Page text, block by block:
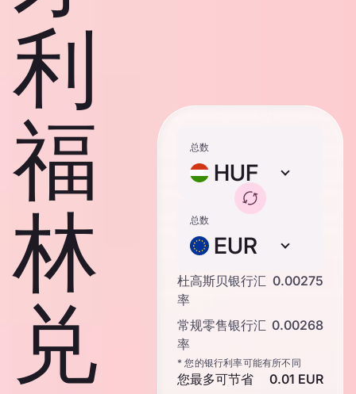
利
福
林
兑
总数
HUF
总数
EUR
杜高斯贝银行汇
率
0.00275
常规零售银行汇
率
0.00268
* 您的银行利率可能有所不同
您最多可节省 0.01 EUR